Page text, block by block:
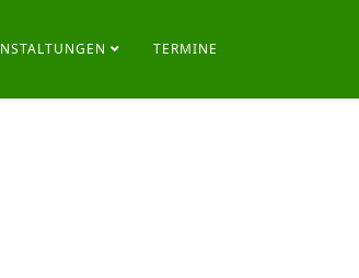
TERMINE